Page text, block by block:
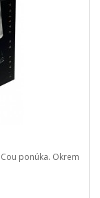
ponúka. Okrem